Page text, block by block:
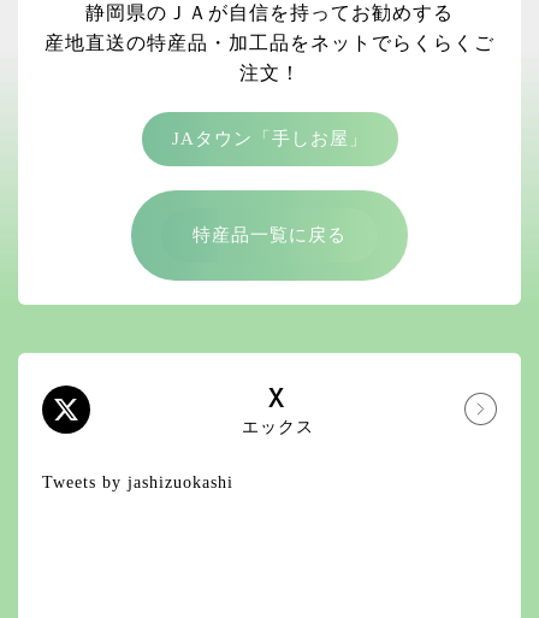
静岡県のＪＡが自信を持ってお勧めする
産地直送の特産品・加工品をネットでらくらくご
注文！
JAタウン「手しお屋」
特産品一覧に戻る
X
エックス
Tweets by jashizuokashi